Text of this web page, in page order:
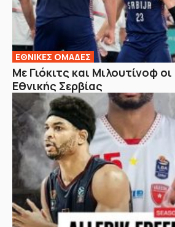
EΘΝΙΚΕΣ OΜΑΔΕΣ
Με Γιόκιτς και Μιλουτίνοφ
Εθνικής Σερβίας